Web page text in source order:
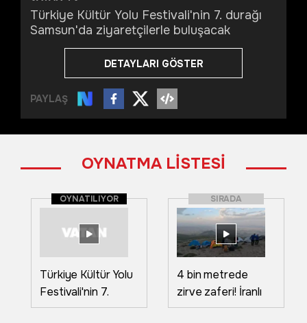
Türkiye Kültür Yolu Festivali'nin 7. durağı
Samsun'da ziyaretçilerle buluşacak
DETAYLARI GÖSTER
PAYLAŞ
OYNATMA LİSTESİ
OYNATILIYOR
Türkiye Kültür Yolu
Festivali'nin 7.
durağı Samsun'da
SIRADA
4 bin metrede
zirve zaferi! İranlı
ekip Süphan’ı